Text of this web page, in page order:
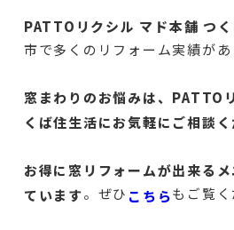
PATTOリクシル マド本舗 つ
市で多くのリフォーム実績があ
窓まわりのお悩みは、PATTO
くば住生活にお気軽にご相談く
お得に窓リフォームが出来る
ています。ぜひ こちらもご覧く